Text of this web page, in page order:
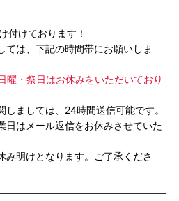
付けております！
ては、下記の時間帯にお願いしま
・祭日はお休みをいただいており
しましては、24時間送信可能です。
日はメール返信をお休みさせていた
み明けとなります。ご了承くださ